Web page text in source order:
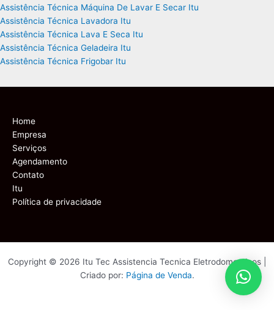
Assistência Técnica Máquina De Lavar E Secar Itu
Assistência Técnica Lavadora Itu
Assistência Técnica Lava E Seca Itu
Assistência Técnica Geladeira Itu
Assistência Técnica Frigobar Itu
Home
Empresa
Serviços
Agendamento
Contato
Itu
Política de privacidade
Copyright © 2026 Itu Tec Assistencia Tecnica Eletrodomesticos |
Criado por: Página de Venda.